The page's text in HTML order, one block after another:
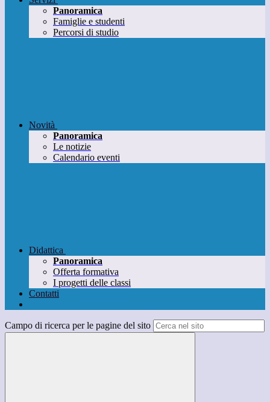
Panoramica
Famiglie e studenti
Percorsi di studio
Novità
Panoramica
Le notizie
Calendario eventi
Didattica
Panoramica
Offerta formativa
I progetti delle classi
Contatti
Campo di ricerca per le pagine del sito